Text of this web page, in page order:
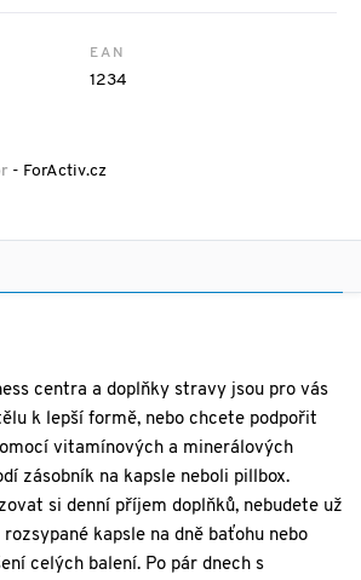
EAN
1234
- ForActiv.cz
centra a doplňky stravy jsou pro vás
k lepší formě, nebo chcete podpořit
vitamínových a minerálových
zásobník na kapsle neboli pillbox.
si denní příjem doplňků, nebudete už
kapsle na dně baťohu nebo
celých balení. Po pár dnech s